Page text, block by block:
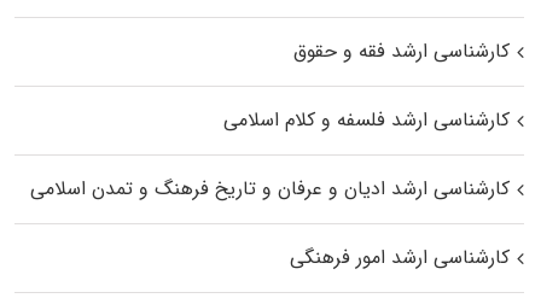
کارشناسی ارشد فقه و حقوق
کارشناسی ارشد فلسفه و کلام اسلامی
کارشناسی ارشد ادیان و عرفان و تاریخ فرهنگ و تمدن اسلامی
کارشناسی ارشد امور فرهنگی